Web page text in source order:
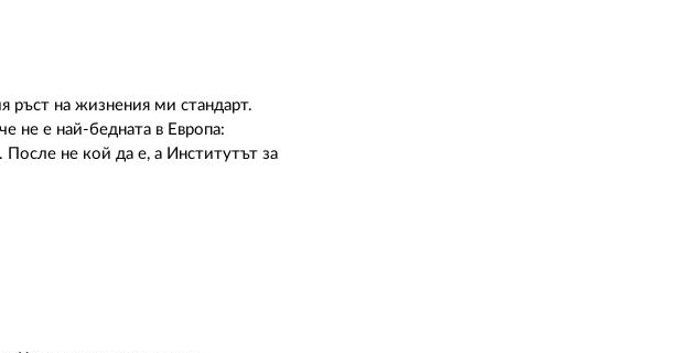
ръст на жизнения ми стандарт.
не е най-бедната в Европа:
не кой да е, а Институтът за